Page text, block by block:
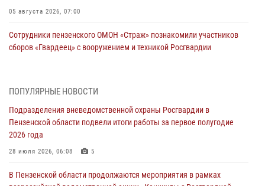
05 августа 2026, 07:00
Сотрудники пензенского ОМОН «Страж» познакомили участников
сборов «Гвардеец» с вооружением и техникой Росгвардии
В Пензе сотрудники Росгвардии оказали помощь
05 августа 2026, 04:00
В Пензе при силовой поддержке Росгвардии пресечена
деятельность ОПГ, маскировавшейся под реабилитационный центр
4
ПОПУЛЯРНЫЕ НОВОСТИ
Подразделения вневедомственной охраны Росгвардии в
Пензенской области подвели итоги работы за первое полугодие
2026 года
28 июля 2026, 06:08 5
В Пензенской области продолжаются мероприятия в рамках